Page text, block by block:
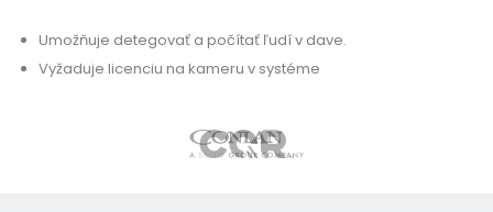
Umožňuje detegovať a počítať ľudí v dave.
Vyžaduje licenciu na kameru v systéme